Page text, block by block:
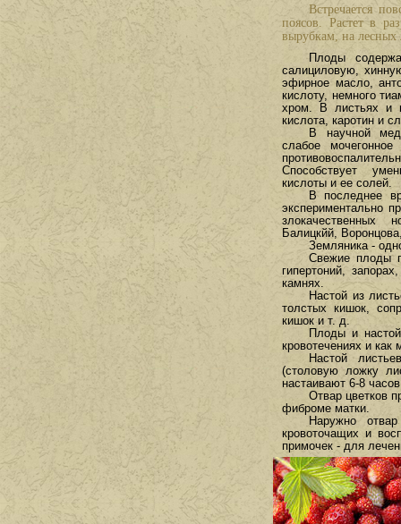
Встречается
поясов. Растет в
вырубкам, на лесных
Плоды
салициловую,
эфирное масло,
кислоту, немного
хром. В листьях и
кислота, каротин и
В научной
слабое
Способствует
кислоты и ее солей.
В последнее
экспериментально
злокачественных
Балицкйй,
Земляника -
Свежие плоды
гипертоний,
камнях.
Настой из
толстых кишок,
кишок и т. д.
Плоды и
кровотечениях и как
Настой
(столовую ложку
настаивают 6-8
Отвар цветков
фиброме матки.
Наружно
кровоточащих и
примочек - для